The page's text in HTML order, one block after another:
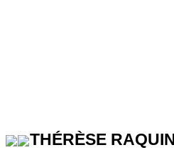
THÉRÈSE RAQUIN